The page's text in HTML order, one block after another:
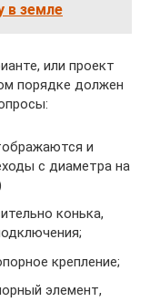
в земле
или проект
порядке должен
и
с диаметра на
конька,
крепление;
элемент,